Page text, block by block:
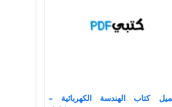
كتاب الهندسة الكهربائية –